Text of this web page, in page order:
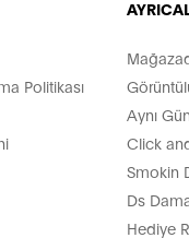
Politikası
Aynı
Click
Smokin
Ds
Hediye